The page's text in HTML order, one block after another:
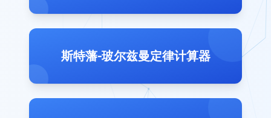
斯特藩-玻尔兹曼定律计算器